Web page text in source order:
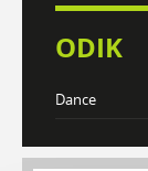
ODIK
Dance